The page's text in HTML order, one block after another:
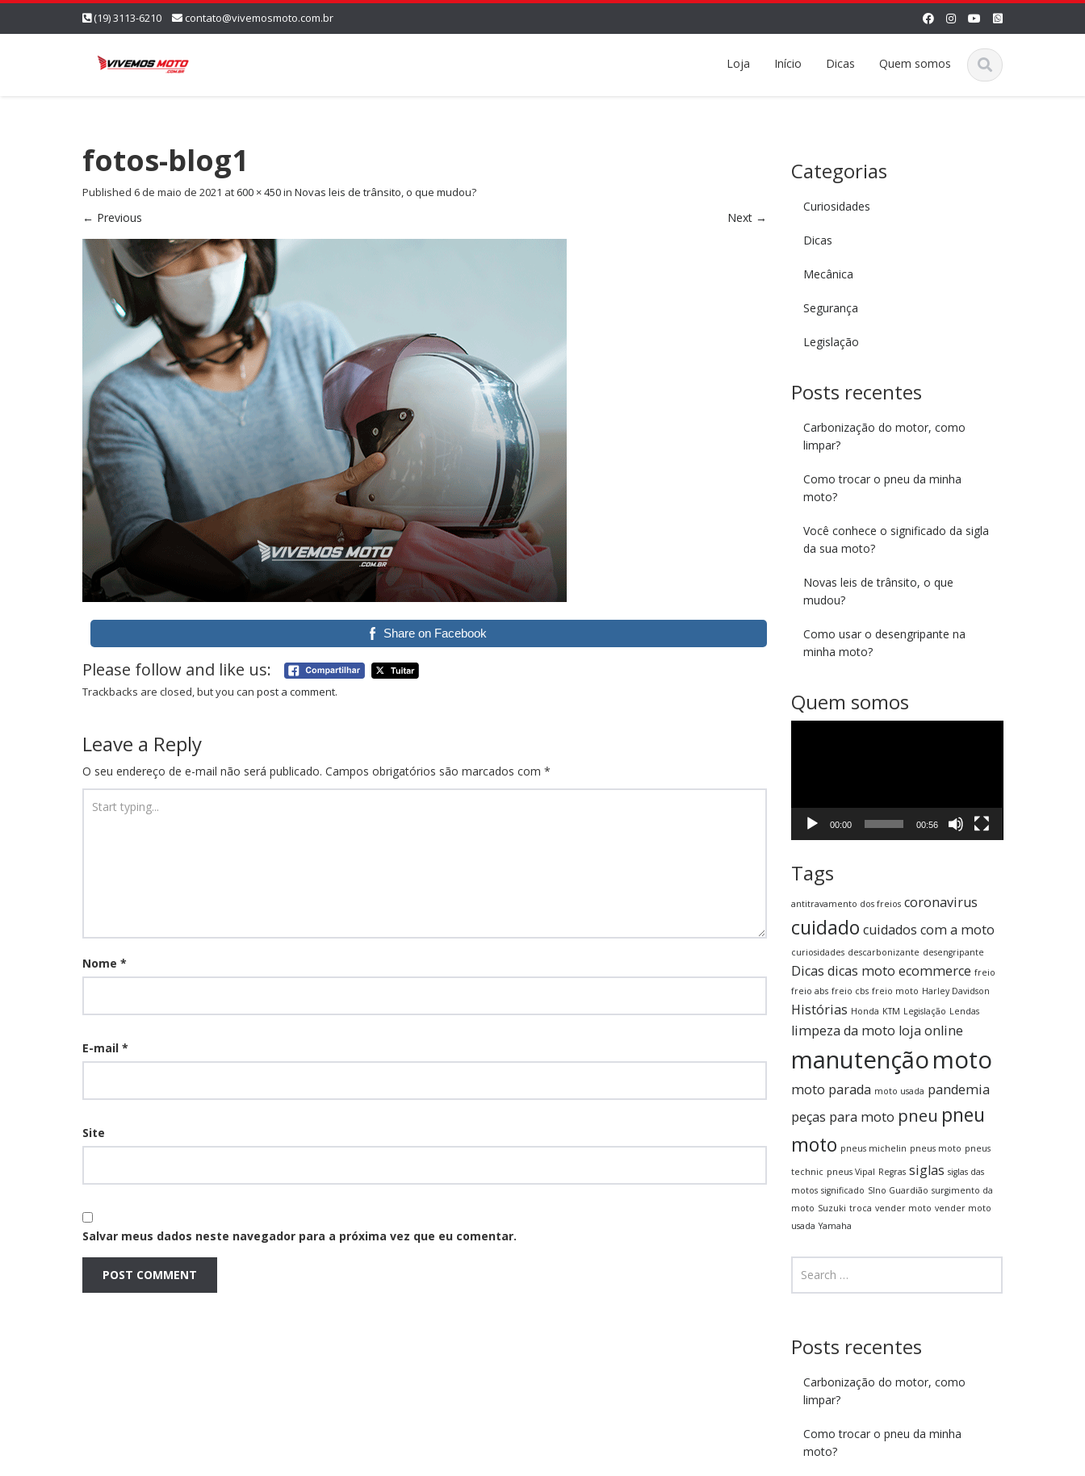
(19) 3113-6210 contato@vivemosmoto.com.br
Loja Início Dicas Quem somos
fotos-blog1
Published 6 de maio de 2021 at 600 × 450in Novas leis de trânsito, o que mudou?
← Previous Next →
Share on Facebook
Please follow and like us:
Trackbacks are closed, but you can post a comment.
Leave a Reply
O seu endereço de e-mail não será publicado. Campos obrigatórios são marcados com *
Nome *
E-mail *
Site
Salvar meus dados neste navegador para a próxima vez que eu comentar.
Categorias
Curiosidades
Dicas
Mecânica
Segurança
Legislação
Posts recentes
Carbonização do motor, como
limpar?
Como trocar o pneu da minha
moto?
Você conhece o significado da sigla
da sua moto?
Novas leis de trânsito, o que
mudou?
Como usar o desengripante na
minha moto?
Quem somos
00:00 00:56
Tags
antitravamento dos freios coronavirus
cuidado cuidados com a moto
curiosidades descarbonizante desengripante
Dicas dicas moto ecommerce freio
freio abs freio cbs freio moto Harley Davidson
Histórias Honda KTM Legislação Lendas
limpeza da moto loja online
manutençãomoto
moto parada moto usada pandemia
peças para moto pneu pneu
moto pneus michelin pneus moto pneus
technic pneus Vipal Regras siglas siglas das
motos significado SIno Guardião surgimento da
moto Suzuki troca vender moto vender moto
usada Yamaha
Posts recentes
Carbonização do motor, como
limpar?
Como trocar o pneu da minha
moto?